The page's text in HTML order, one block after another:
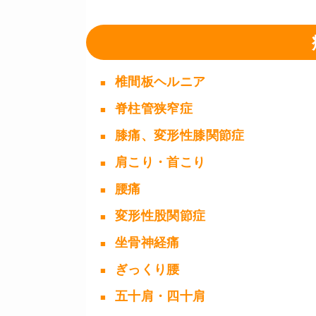
椎間板ヘルニア
脊柱管狭窄症
膝痛、変形性膝関節症
肩こり・首こり
腰痛
変形性股関節症
坐骨神経痛
ぎっくり腰
五十肩・四十肩